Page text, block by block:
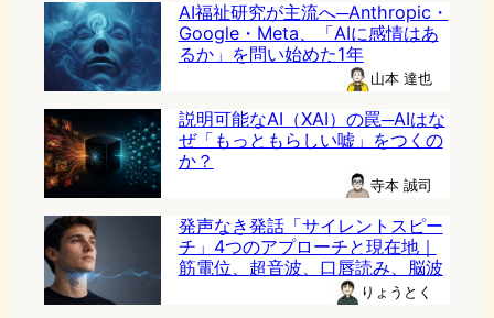
AI福祉研究が主流へ─Anthropic・
Google・Meta、「AIに感情はあ
るか」を問い始めた1年
山本 達也
説明可能なAI（XAI）の罠─AIはな
ぜ「もっともらしい嘘」をつくの
か？
寺本 誠司
発声なき発話「サイレントスピー
チ」4つのアプローチと現在地｜
筋電位、超音波、口唇読み、脳波
りょうとく